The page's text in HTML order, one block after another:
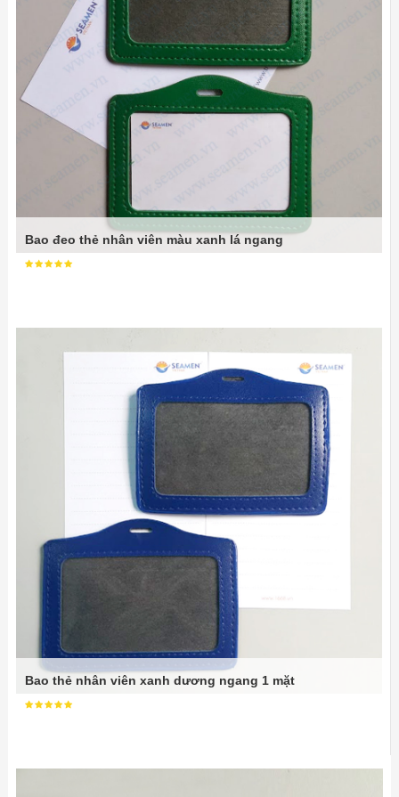
Bao đeo thẻ nhân viên màu xanh lá ngang
Bao thẻ nhân viên xanh dương ngang 1 mặt